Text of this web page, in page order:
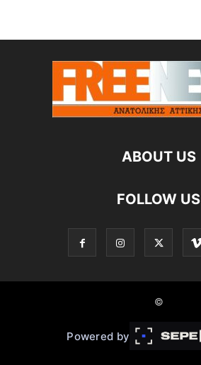
ABOUT US
FOLLOW US
©
Powered by